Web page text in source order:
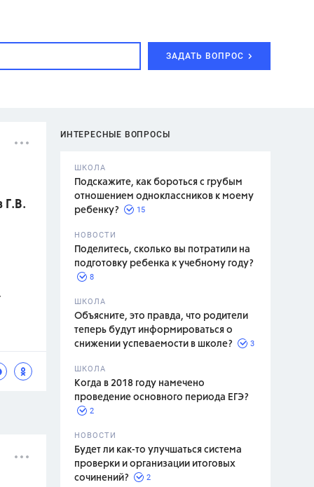
ЗАДАТЬ ВОПРОС
ИНТЕРЕСНЫЕ ВОПРОСЫ
ШКОЛА
Подскажите, как бороться с грубым
отношением одноклассников к моему
ребенку?
15
НОВОСТИ
Поделитесь, сколько вы потратили на
подготовку ребенка к учебному году?
8
ШКОЛА
Объясните, это правда, что родители
теперь будут информироваться о
снижении успеваемости в школе?
3
ШКОЛА
Когда в 2018 году намечено
проведение основного периода ЕГЭ?
2
НОВОСТИ
Будет ли как-то улучшаться система
проверки и организации итоговых
сочинений?
2
Г.В.